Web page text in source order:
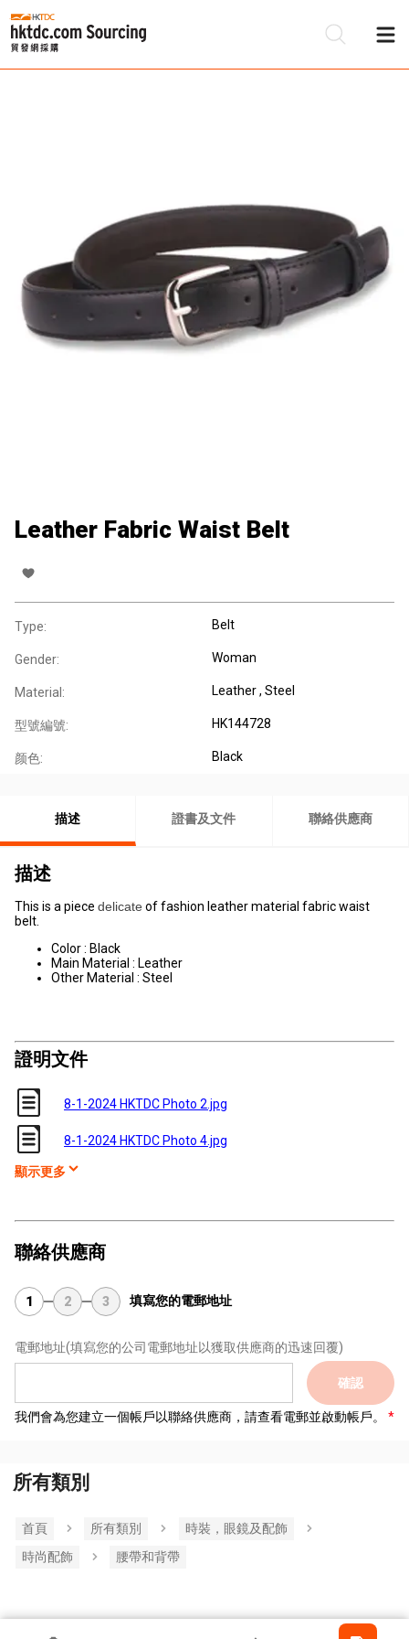
Leather Fabric Waist Belt
Type: Belt
Gender: Woman
Material: Leather , Steel
型號編號: HK144728
颜色: Black
描述 證書及文件 聯絡供應商
描述
This is a piece delicate of fashion leather material fabric waist
belt.
Color : Black
Main Material : Leather
Other Material : Steel
證明文件
8-1-2024 HKTDC Photo 2.jpg
8-1-2024 HKTDC Photo 4.jpg
顯示更多
聯絡供應商
1 2 3 填寫您的電郵地址
電郵地址(填寫您的公司電郵地址以獲取供應商的迅速回覆)
確認
我們會為您建立一個帳戶以聯絡供應商，請查看電郵並啟動帳戶。
所有類別
首頁 所有類別
時裝，眼鏡及配飾
時尚配飾
腰帶和背帶